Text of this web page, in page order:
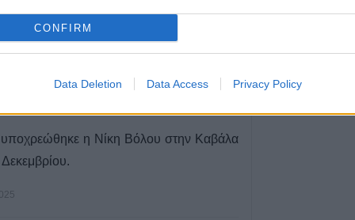
CONFIRM
Data Deletion Data Access Privacy Policy
φινάλε για τον Ηρακλή -
για τη Νίκη Βόλου
υποχρεώθηκε η Νίκη Βόλου στην Καβάλα
Ακυρώθηκε
Κουρέτα για το